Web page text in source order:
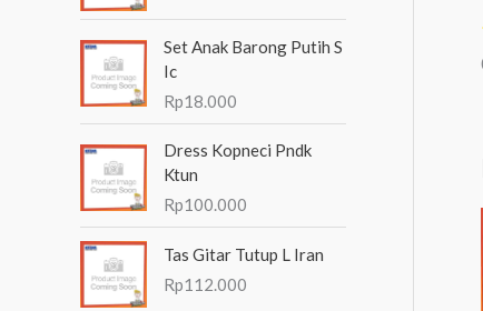
Set Anak Barong Putih S
Ic
Rp18.000
Dress Kopneci Pndk
Ktun
Rp100.000
Tas Gitar Tutup L Iran
Rp112.000